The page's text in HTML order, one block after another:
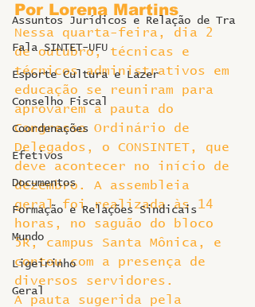
Assuntos Jurídicos e Relação de Tra
Fala SINTET-UFU
Esporte Cultura e Lazer
Conselho Fiscal
Coordenações
Efetivos
Documentos
Formação e Relações Sindicais
Mundo
Ligeirinho
Geral
Por Lorena Martins
Nessa quarta-feira, dia 2
de outubro, técnicas e
técnicos administrativos em
educação se reuniram para
aprovarem a pauta do
Congresso Ordinário de
Delegados, o CONSINTET, que
deve acontecer no início de
dezembro. A assembleia
geral foi realizada às 14
horas, no saguão do bloco
5R, campus Santa Mônica, e
contou com a presença de
diversos servidores.
A pauta sugerida pela